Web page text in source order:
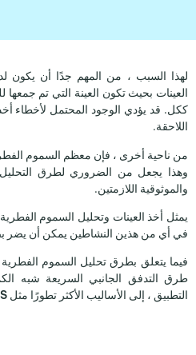
لهذا السبب ، من المهم جدًا أن يكون
العينات بحيث تكون العينة التي تم جمعها
ككل. قد يؤدي الوجود المحتمل لأخطاء أخذ
اللاحقة.
من ناحية أخرى ، فإن معظم السموم
وهذا يجعل من الضروري لطرق التحليل
والموثوقية اللازمتين.
يمثل أخذ العينات وتحليل السموم
في أي من هذين النشاطين يمكن أن يضر
فيما يتعلق بطرق تحليل السموم
طرق التدفق الجانبي السريعة شبه
التطبيق ، إلى الأساليب الأكثر تطورًا مثل